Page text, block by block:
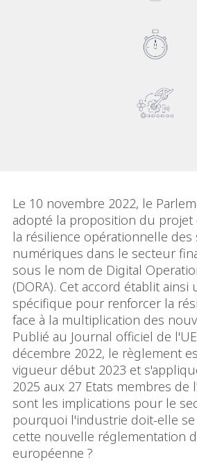
Le 10 novembre 2022, le
adopté la proposition du
la résilience opérationnelle des
numériques dans le secteur
sous le nom de Digital
(DORA). Cet accord établit ainsi
spécifique pour renforcer la
face à la multiplication des
Publié au Journal officiel de
décembre 2022, le règlement
vigueur début 2023 et
2025 aux 27 Etats membres de
sont les implications pour le
pourquoi l'industrie doit-elle
cette nouvelle réglementation
européenne ?